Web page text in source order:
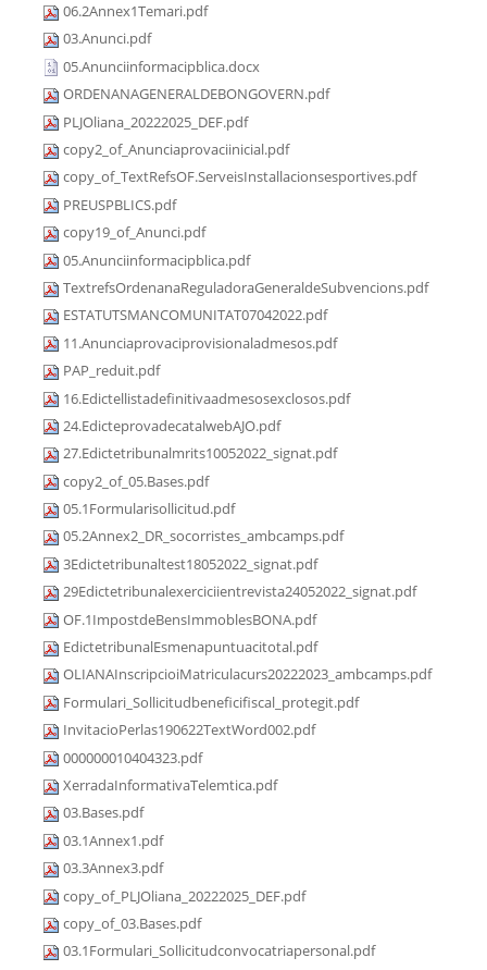
06.2Annex1Temari.pdf
03.Anunci.pdf
05.Anunciinformacipblica.docx
ORDENANAGENERALDEBONGOVERN.pdf
PLJOliana_20222025_DEF.pdf
copy2_of_Anunciaprovaciinicial.pdf
copy_of_TextRefsOF.ServeisInstallacionsesportives.pdf
PREUSPBLICS.pdf
copy19_of_Anunci.pdf
05.Anunciinformacipblica.pdf
TextrefsOrdenanaReguladoraGeneraldeSubvencions.pdf
ESTATUTSMANCOMUNITAT07042022.pdf
11.Anunciaprovaciprovisionaladmesos.pdf
PAP_reduit.pdf
16.Edictellistadefinitivaadmesosexclosos.pdf
24.EdicteprovadecatalwebAJO.pdf
27.Edictetribunalmrits10052022_signat.pdf
copy2_of_05.Bases.pdf
05.1Formularisollicitud.pdf
05.2Annex2_DR_socorristes_ambcamps.pdf
3Edictetribunaltest18052022_signat.pdf
29Edictetribunalexerciciientrevista24052022_signat.pdf
OF.1ImpostdeBensImmoblesBONA.pdf
EdictetribunalEsmenapuntuacitotal.pdf
OLIANAInscripcioiMatriculacurs20222023_ambcamps.pdf
Formulari_Sollicitudbeneficifiscal_protegit.pdf
InvitacioPerlas190622TextWord002.pdf
000000010404323.pdf
XerradaInformativaTelemtica.pdf
03.Bases.pdf
03.1Annex1.pdf
03.3Annex3.pdf
copy_of_PLJOliana_20222025_DEF.pdf
copy_of_03.Bases.pdf
03.1Formulari_Sollicitudconvocatriapersonal.pdf